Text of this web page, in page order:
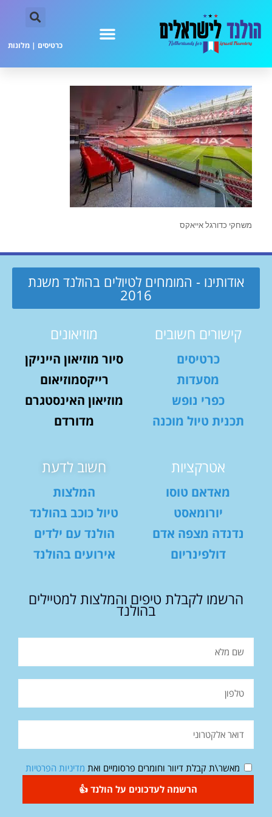
כרטיסים | מלונות
משחקי כדורגל אייאקס
אודותינו - המומחים לטיולים בהולנד משנת
2016
קישורים חשובים
כרטיסים
מסעדות
כפרי נופש
תכנית טיול מוכנה
מוזיאונים
סיור מוזיאון הייניקן
רייקסמוזיאום
מוזיאון האינסטגרם
מדורדם
אטרקציות
מאדאם טוסו
יורומאסט
נדנדה מצפה אדם
דולפינריום
חשוב לדעת
המלצות
טיול כוכב בהולנד
הולנד עם ילדים
אירועים בהולנד
הרשמו לקבלת טיפים והמלצות למטיילים
בהולנד
מאשר\ת קבלת דיוור וחומרים פרסומיים ואת מדיניות הפרטיות
הרשמה לעדכונים על הולנד 👍